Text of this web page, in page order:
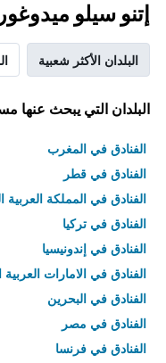
إتنو سيلو
البلدان الأكثر شعبية
البلدان التي يبحث عنها
الفنادق في المغرب
الفنادق في قطر
الفنادق في المملكة العربية
الفنادق في تركيا
الفنادق في إندونيسيا
الفنادق في الامارات العربية
الفنادق في البحرين
الفنادق في مصر
الفنادق في فرنسا